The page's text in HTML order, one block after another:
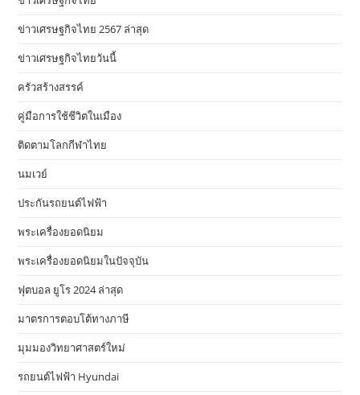
ข่าวเศรษฐกิจไทย 2567 ล่าสุด
ข่าวเศรษฐกิจไทยวันนี้
ครัวสร้างสรรค์
คู่มือการใช้ชีวิตในเมือง
ติดตามโลกกีฬาไทย
นมเวย์
ประกันรถยนต์ไฟฟ้า
พระเครื่องยอดนิยม
พระเครื่องยอดนิยมในปัจจุบัน
ฟุตบอล ยูโร 2024 ล่าสุด
มาตรการตอบโต้ทางภาษี
มุมมองวิทยาศาสตร์ใหม่
รถยนต์ไฟฟ้า Hyundai